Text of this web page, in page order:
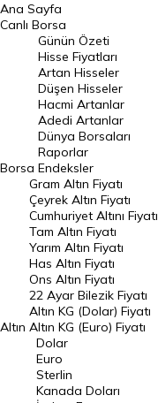
BIST 100 Hisseleri
En Çok Artan Hisseler
En Çok Düşen Hisseler
Hacmi Artanlar
Geçmiş Kapanışlar
Dünya Borsaları
Raporlar
Endeksler
DÖVİZ
Döviz Kuru
Dolar Kuru
Euro Kuru
Pound Kuru
Frank Kuru
Ana Sayfa
Canlı Borsa
Borsa
Günün Özeti
Hisse Fiyatları
Artan Hisseler
Düşen Hisseler
Hacmi Artanlar
Adedi Artanlar
Dünya Borsaları
Raporlar
Endeksler
Altın
Gram Altın Fiyatı
Çeyrek Altın Fiyatı
Cumhuriyet Altını Fiyatı
Tam Altın Fiyatı
Yarım Altın Fiyatı
Has Altın Fiyatı
Ons Altın Fiyatı
22 Ayar Bilezik Fiyatı
Altın KG (Dolar) Fiyatı
Altın KG (Euro) Fiyatı
Dolar
Euro
Sterlin
Kanada Doları